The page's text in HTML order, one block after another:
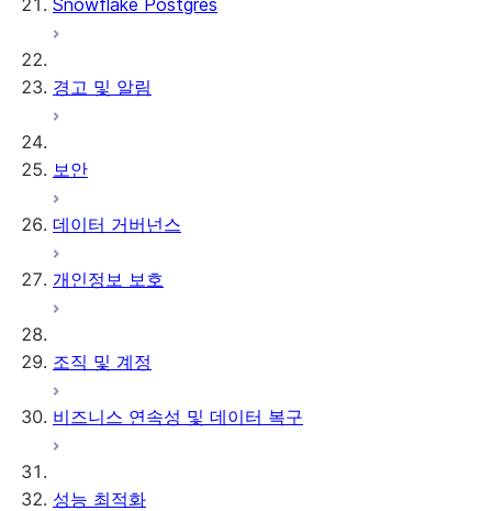
Snowflake Postgres
경고 및 알림
보안
데이터 거버넌스
개인정보 보호
조직 및 계정
비즈니스 연속성 및 데이터 복구
성능 최적화